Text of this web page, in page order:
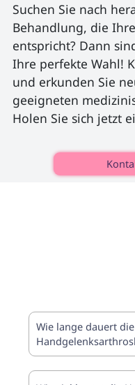
Suchen Sie nach
Behandlung, die
entspricht? Dann
Ihre perfekte Wahl!
und erkunden Sie
geeigneten
Holen Sie sich jetzt
Wie lange dauert die